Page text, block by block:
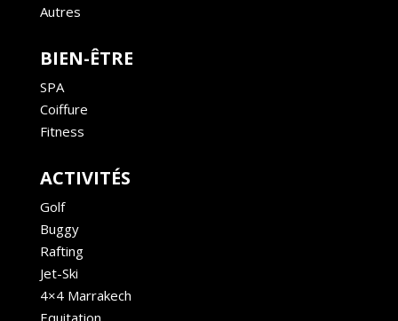
Autres
BIEN-ÊTRE
SPA
Coiffure
Fitness
ACTIVITÉS
Golf
Buggy
Rafting
Jet-Ski
4×4 Marrakech